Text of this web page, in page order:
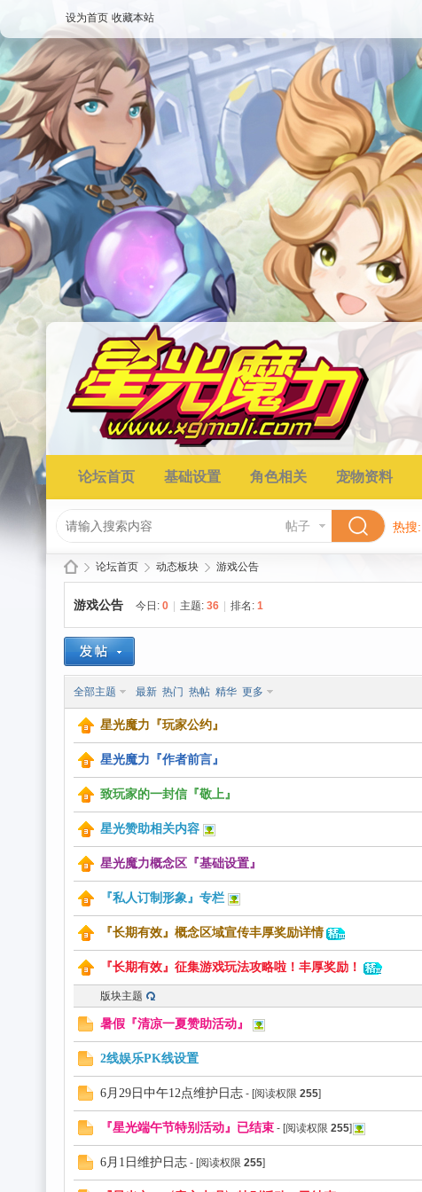
设为首页 收藏本站
论坛首页 基础设置 角色相关 宠物资料
帖子 热搜:
星 »
论坛首页 动态板块 游戏公告
游戏公告 今日: 0 主题: 36 排名: 1
全部主题 最新 热门 热帖 精华 更多
星光魔力『玩家公约』
星光魔力『作者前言』
致玩家的一封信『敬上』
星光赞助相关内容
星光魔力概念区『基础设置』
『私人订制形象』专栏
『长期有效』概念区域宣传丰厚奖励详情
『长期有效』征集游戏玩法攻略啦！丰厚奖励！
版块主题
暑假『清凉一夏赞助活动』
2线娱乐PK线设置
6月29日中午12点维护日志 - [阅读权限 255]
『星光端午节特别活动』已结束 - [阅读权限 255]
6月1日维护日志 - [阅读权限 255]